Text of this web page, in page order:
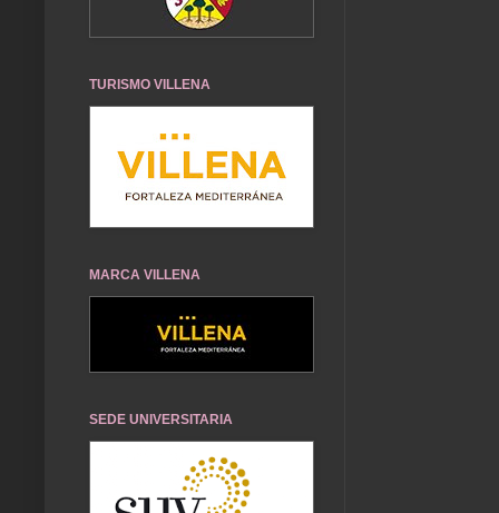
TURISMO VILLENA
MARCA VILLENA
SEDE UNIVERSITARIA